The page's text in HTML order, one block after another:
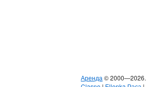
Аренда © 2000—2026.